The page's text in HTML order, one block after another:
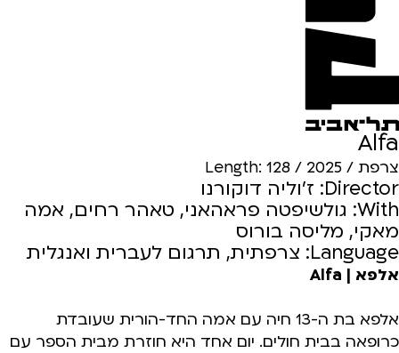
Alfa
צרפת / 2025 / Length: 128
Director: ז'וליה דוקורנו
With: גולשיפטה פראהאני, טאהר רחים, אמה
מאקי, מליסה בורוס
Language: צרפתית, תרגום לעברית ואנגלית
אלפא | Alfa
אלפא בת ה-13 חיה עם אמה החד-הורית שעובדת
כרופאה בבית חולים. יום אחד היא חוזרת מבית הספר עם